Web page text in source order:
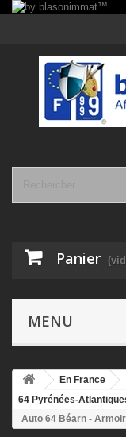
Panier
MENU
En France
64 Pyrénées-
Auto 64 Béarn -